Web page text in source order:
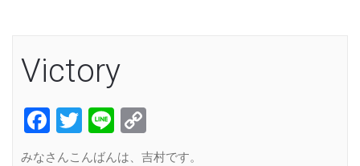
Victory
Facebook
Twitter
Line
Link
みなさんこんばんは、吉村です。